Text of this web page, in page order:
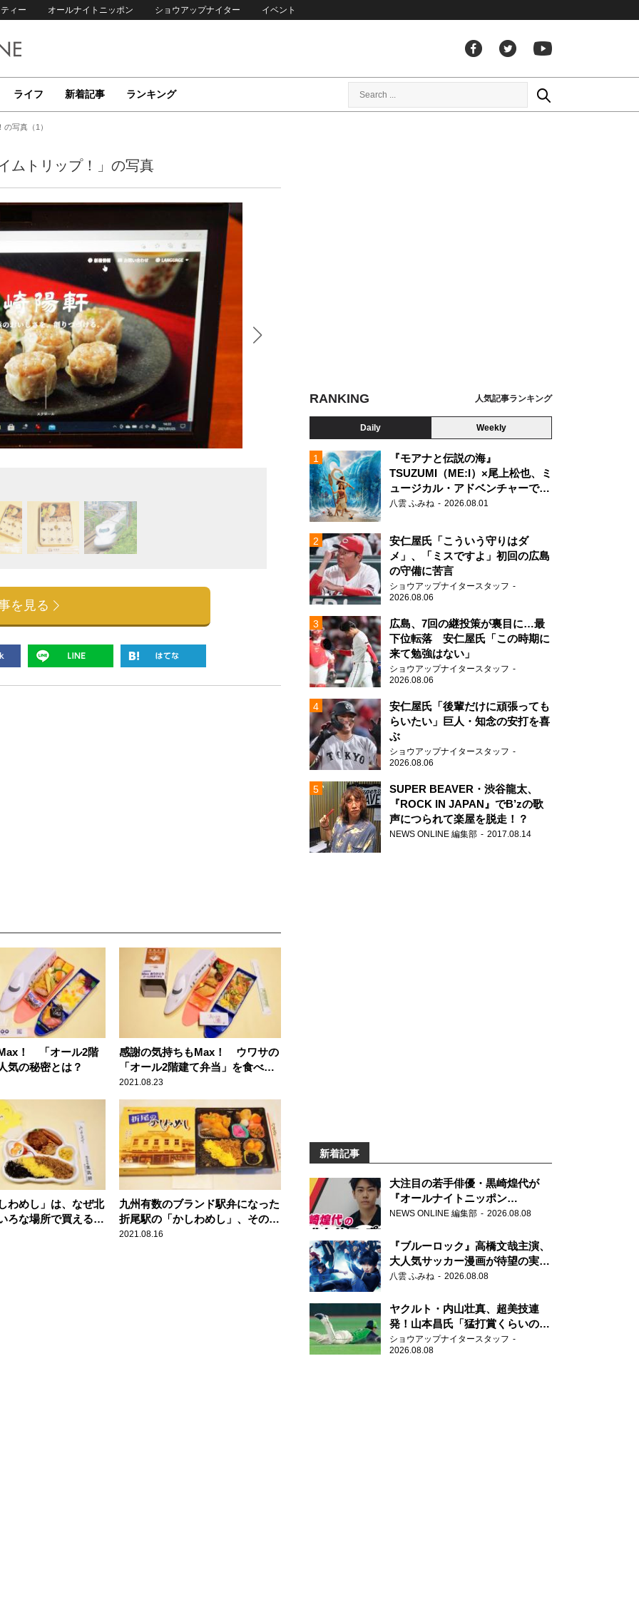
ィー オールナイトニッポン ショウアップナイター イベント
ライフ 新着記事 ランキング
写真（1）
ムトリップ！」の写真
N700S新幹線電車「のぞみ」、東海道新幹線・品川～新横浜間
を見る
！ 「オール2階
気の秘密とは？
感謝の気持ちもMax！ ウワサの
「オール2階建て弁当」を食べて
みた
2021.08.23
わめし」は、なぜ北
ろな場所で買えるの
九州有数のブランド駅弁になった
折尾駅の「かしわめし」、その美
味しさの秘密とは？
2021.08.16
RANKING 人気記事ランキング
Daily Weekly
『モアナと伝説の海』
TSUZUMI（ME:I）×尾上松也、ミ
ュージカル・アドベンチャーで美
声を響かせる
八雲 ふみね 2026.08.01
安仁屋氏「こういう守りはダ
メ」、「ミスですよ」初回の広島
の守備に苦言
ショウアップナイタースタッフ
2026.08.06
広島、7回の継投策が裏目に…最
下位転落 安仁屋氏「この時期に
来て勉強はない」
ショウアップナイタースタッフ
2026.08.06
安仁屋氏「後輩だけに頑張っても
らいたい」巨人・知念の安打を喜
ぶ
ショウアップナイタースタッフ
2026.08.06
SUPER BEAVER・渋谷龍太、
『ROCK IN JAPAN』でB’zの歌
声につられて楽屋を脱走！？
NEWS ONLINE 編集部 2017.08.14
新着記事
大注目の若手俳優・黒崎煌代が
『オールナイトニッポン
0(ZERO)』に初登場「今からとて
NEWS ONLINE 編集部 2026.08.08
『ブルーロック』高橋文哉主演、
大人気サッカー漫画が待望の実写
映画に
八雲 ふみね 2026.08.08
ヤクルト・内山壮真、超美技連
発！山本昌氏「猛打賞くらいの価
値」
ショウアップナイタースタッフ
2026.08.08